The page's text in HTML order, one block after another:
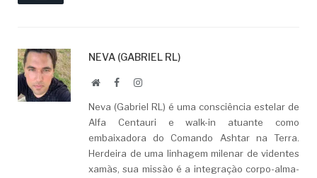
NEVA (GABRIEL RL)
WebsiteFacebookLinkedIn
Neva (Gabriel RL) é uma consciência estelar de
Alfa Centauri e walk-in atuante como
embaixadora do Comando Ashtar na Terra.
Herdeira de uma linhagem milenar de videntes
xamãs, sua missão é a integração corpo-alma-